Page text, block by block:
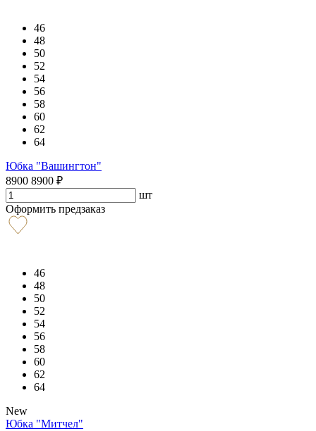
46
48
50
52
54
56
58
60
62
64
Юбка "Вашингтон"
8900 8900 ₽
шт
Оформить предзаказ
46
48
50
52
54
56
58
60
62
64
New
Юбка "Митчел"